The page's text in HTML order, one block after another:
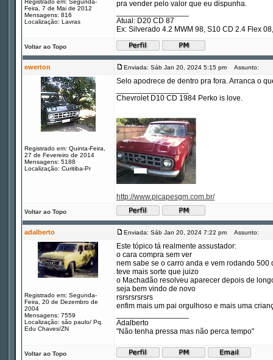
Registrado em: Segunda-
Feira, 7 de Mai de 2012
Mensagens: 816
Localização: Lavras
pra vender pelo valor que eu dispunha.
Atual: D20 CD 87
Ex: Silverado 4.2 MWM 98, S10 CD 2.4 Flex
Voltar ao Topo
ewerton Enviada: Sáb Jan 20, 2024 5:15 pm Assunto:
Registrado em: Quinta-Feira,
27 de Fevereiro de 2014
Mensagens: 5188
Localização: Curitiba-Pr
Selo apodrece de dentro pra fora. Arranca o
Chevrolet D10 CD 1984 Perko is love.
http://www.picapesgm.com.br/
Voltar ao Topo
adalberto Enviada: Sáb Jan 20, 2024 7:22 pm Assunto:
Registrado em: Segunda-
Feira, 20 de Dezembro de
2004
Mensagens: 7559
Localização: são paulo/ Pq.
Edu Chaves/ZN
Este tópico tá realmente assustador:
o cara compra sem ver
nem sabe se o carro anda e vem rodando 500
teve mais sorte que juizo
o Machadão resolveu aparecer depois de
seja bem vindo de novo
rsrsrsrsrsrs
enfim mais um pai orgulhoso e mais uma
Adalberto
"Não tenha pressa mas não perca tempo"
Voltar ao Topo